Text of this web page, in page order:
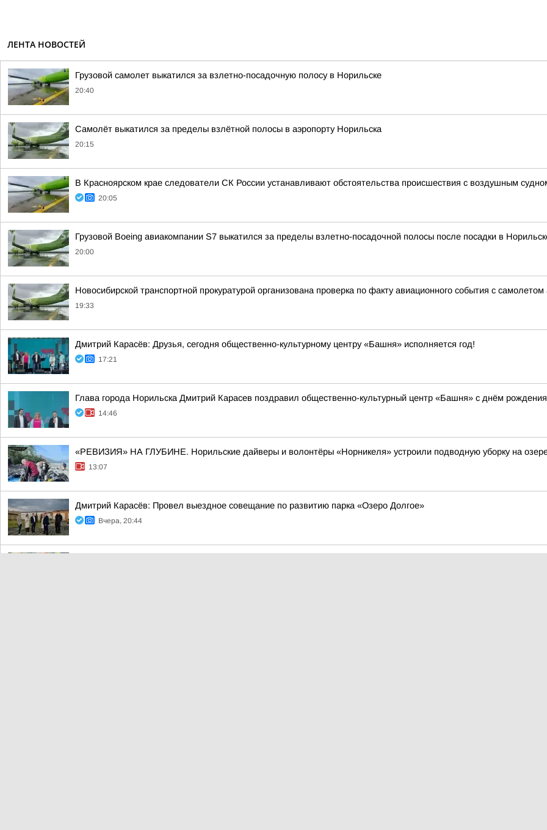
ЛЕНТА НОВОСТЕЙ
Грузовой самолет выкатился за взлетно-посадочную полосу в Норильске
20:40
Самолёт выкатился за пределы взлётной полосы в аэропорту Норильска
20:15
В Красноярском крае следователи СК России устанавливают обстоятельства происшествия с воздушным
20:05
Грузовой Boeing авиакомпании S7 выкатился за пределы взлетно-посадочной полосы после посадки в
20:00
Новосибирской транспортной прокуратурой организована проверка по факту авиационного события с
19:33
Дмитрий Карасёв: Друзья, сегодня общественно-культурному центру «Башня» исполняется год!
17:21
Глава города Норильска Дмитрий Карасев поздравил общественно-культурный центр «Башня» с днём
14:46
«РЕВИЗИЯ» НА ГЛУБИНЕ. Норильские дайверы и волонтёры «Норникеля» устроили подводную уборку на
13:07
Дмитрий Карасёв: Провел выездное совещание по развитию парка «Озеро Долгое»
Вчера, 20:44